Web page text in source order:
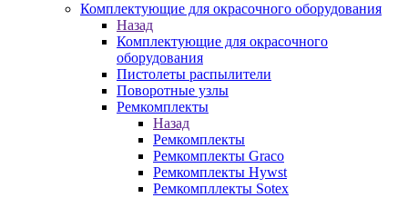
Комплектующие для окрасочного оборудования
Назад
Комплектующие для окрасочного
оборудования
Пистолеты распылители
Поворотные узлы
Ремкомплекты
Назад
Ремкомплекты
Ремкомплекты Graco
Ремкомплекты Hywst
Ремкомпллекты Sotex